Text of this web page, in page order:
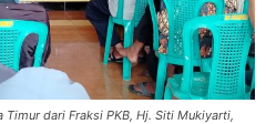
dari Fraksi PKB, Hj. Siti Mukiyarti,